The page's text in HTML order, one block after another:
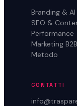
Branding & AI
SEO &
Performance
Marketing B2B
Metodo
CONTATTI